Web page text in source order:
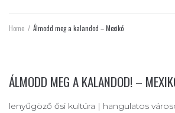
Home / Álmodd meg a kalandod – Mexikó
ÁLMODD MEG A KALANDOD! –
lenyűgöző ősi kultúra | hangulatos